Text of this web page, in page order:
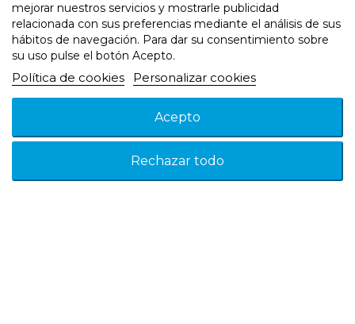
mejorar nuestros servicios y mostrarle publicidad
relacionada con sus preferencias mediante el análisis de sus
hábitos de navegación. Para dar su consentimiento sobre
su uso pulse el botón Acepto.
Política de cookies Personalizar cookies
Rechazar todo
Acepto
© 2026 - Suspain - Todos
los derechos reservados
Aviso legal
Política de
Privacidad